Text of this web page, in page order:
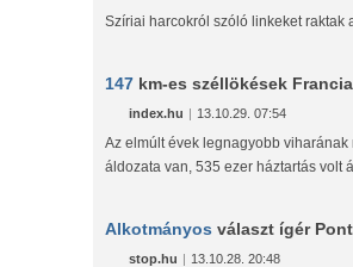
Szíriai harcokról szóló linkeket raktak
147 km-es széllökések
index.hu | 13.10.29. 07:54
Az elmúlt évek legnagyobb viharának
áldozata van, 535 ezer háztartás volt
Alkotmányos választ ígér
stop.hu | 13.10.28. 20:48